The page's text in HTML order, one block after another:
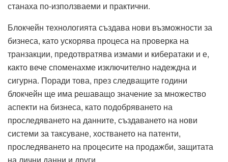
станаха по-използваеми и практични.
Блокчейн технологията създава нови възможности за
бизнеса, като ускорява процеса на проверка на
транзакции, предотвратява измами и кибератаки и е,
както вече споменахме изключително надеждна и
сигурна. Поради това, през следващите години
блокчейн ще има решаващо значение за множество
аспекти на бизнеса, като подобряването на
проследяването на данните, създаването на нови
системи за таксуване, хостването на патенти,
проследяването на процесите на продажби, защитата